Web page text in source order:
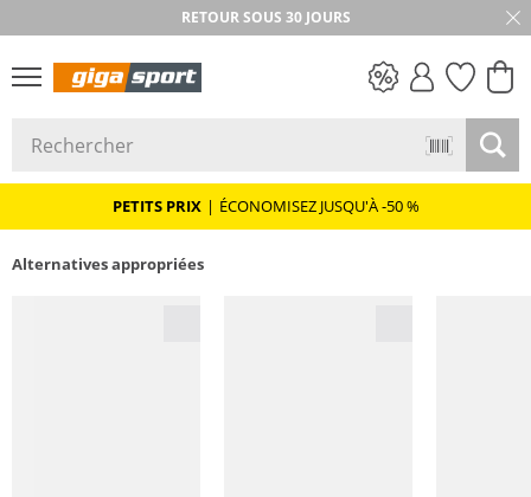
RETOUR SOUS 30 JOURS
PETITS PRIX | ÉCONOMISEZ JUSQU'À -50 %
Alternatives appropriées